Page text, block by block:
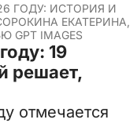
ГОДУ: ИСТОРИЯ И
ЕКАТЕРИНА,
IMAGES
19
решает,
отмечается